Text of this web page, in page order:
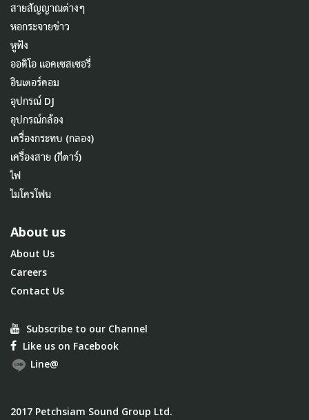
สายสัญญาณต่างๆ
หอกระจายข่าว
หูฟัง
ออดิโอ แอคเซสเซอรี่
อินเตอร์คอม
อุปกรณ์ DJ
อุปกรณ์กล้อง
เครื่องกระทบ (กลอง)
เครื่องสาย (กีตาร์)
ไฟ
ไมโครโฟน
About us
About Us
Careers
Contact Us
Subscribe to our Channel
Like us on Facebook
Line@
2017 Petchsiam Sound Group Ltd.